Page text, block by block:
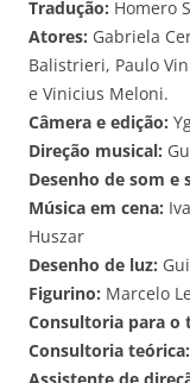
Tradução: Homero
Atores: Gabriela
Balistrieri, Paulo
e Vinicius Meloni.
Câmera e edição:
Direção musical:
Desenho de som e
Música em cena:
Huszar
Desenho de luz:
Figurino: Marcelo
Consultoria para o
Consultoria teórica:
Assistente de